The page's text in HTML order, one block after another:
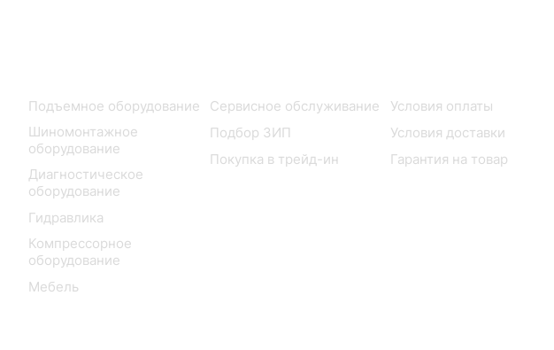
Подъемное оборудование
Шиномонтажное
оборудование
Диагностическое
оборудование
Гидравлика
Компрессорное
оборудование
Мебель
Сервисное обслуживание
Подбор ЗИП
Покупка в трейд-ин
Условия оплаты
Условия доставки
Гарантия на товар